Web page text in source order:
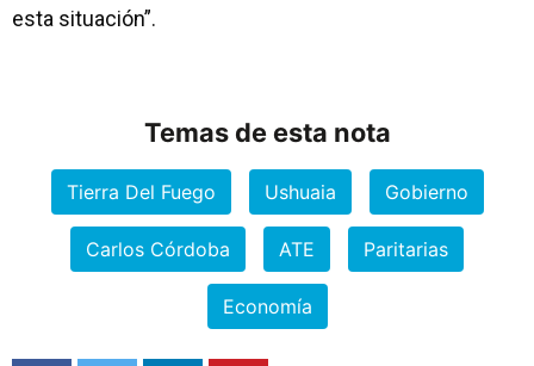
esta situación”.
Temas de esta nota
Tierra Del Fuego Ushuaia Gobierno
Carlos Córdoba ATE Paritarias
Economía